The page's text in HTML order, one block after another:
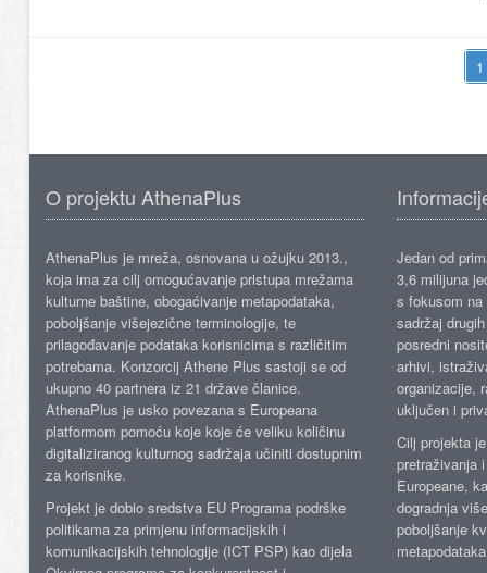
O projektu AthenaPlus
AthenaPlus je mreža, osnovana u ožujku 2013.,
koja ima za cilj omogućavanje pristupa mrežama
kulturne baštine, obogaćivanje metapodataka,
poboljšanje višejezične terminologije, te
prilagođavanje podataka korisnicima s različitim
potrebama. Konzorcij Athene Plus sastoji se od
ukupno 40 partnera iz 21 države članice.
AthenaPlus je usko povezana s Europeana
platformom pomoću koje koje će veliku količinu
digitaliziranog kulturnog sadržaja učiniti dostupnim
za korisnike.
Projekt je dobio sredstva EU Programa podrške
politikama za primjenu informacijskih i
komunikacijskih tehnologije (ICT PSP) kao dijela
Jedan od
3,6 milijuna
s fokusom
sadržaj
posredni
arhivi,
organizacije,
uključen i
Cilj projekta
pretraživanja
Europeane,
dogradnja
poboljšanje